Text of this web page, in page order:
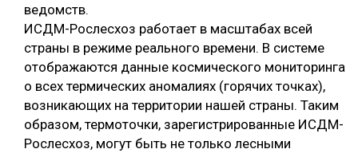
ведомств.
ИСДМ-Рослесхоз работает в масштабах всей
страны в режиме реального времени. В системе
отображаются данные космического мониторинга
о всех термических аномалиях (горячих точках),
возникающих на территории нашей страны. Таким
образом, термоточки, зарегистрированные ИСДМ-
Рослесхоз, могут быть не только лесными